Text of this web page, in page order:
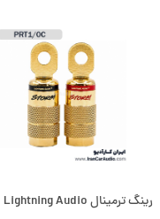
رینگ ترمینال Lightning Audio